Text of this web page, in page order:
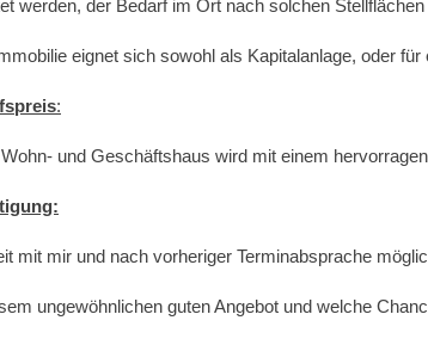
werden, der Bedarf im Ort nach solchen
eignet sich sowohl als Kapitalanlage, oder
:
und Geschäftshaus wird mit einem
mit mir und nach vorheriger Terminabsprache
ungewöhnlichen guten Angebot und welche